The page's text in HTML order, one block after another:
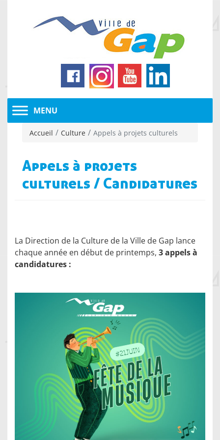
Accueil Culture Appels à projets culturels
Appels à projets
culturels / Candidatures
La Direction de la Culture de la Ville de Gap lance
chaque année en début de printemps, 3 appels à
candidatures :